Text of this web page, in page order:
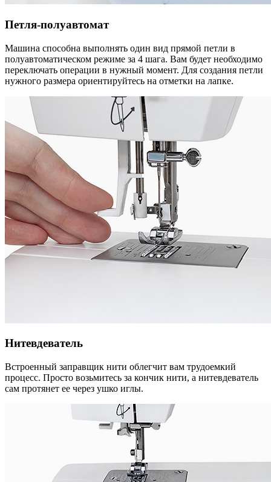
Петля-полуавтомат
Машина способна выполнять один вид прямой петли в
полуавтоматическом режиме за 4 шага. Вам будет необходимо
переключать операции в нужный момент. Для создания петли
нужного размера ориентируйтесь на отметки на лапке.
Нитевдеватель
Встроенный заправщик нити облегчит вам трудоемкий
процесс. Просто возьмитесь за кончик нити, а нитевдеватель
сам протянет ее через ушко иглы.